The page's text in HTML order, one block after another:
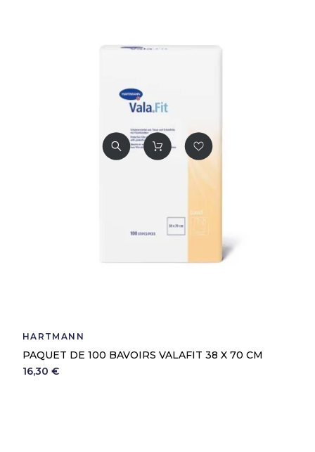
HARTMANN
PAQUET DE 100 BAVOIRS VALAFIT 38 X 70 CM
16,30 €